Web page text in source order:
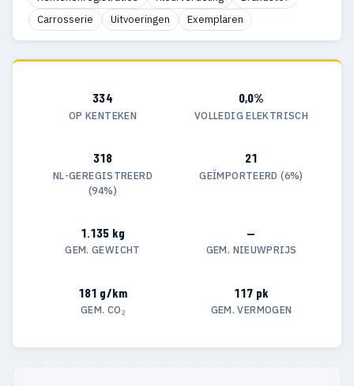
Carrosserie
Uitvoeringen Exemplaren
334
OP KENTEKEN
0,0%
VOLLEDIG ELEKTRISCH
318
NL-GEREGISTREERD
(94%)
21
GEÏMPORTEERD (6%)
1.135 kg
GEM. GEWICHT
—
GEM. NIEUWPRIJS
181 g/km
GEM. CO₂
117 pk
GEM. VERMOGEN